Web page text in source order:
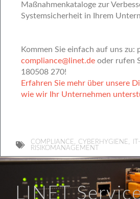
Maßnahmenkataloge zur
Systemsicherheit in Ihrem
Kommen Sie einfach auf uns zu:
compliance@linet.de oder rufen
180508 270!
Erfahren Sie mehr über unsere
wie wir Ihr Unternehmen
COMPLIANCE, CYBERHYGIENE,
RISIKOMANAGEMENT
LINET